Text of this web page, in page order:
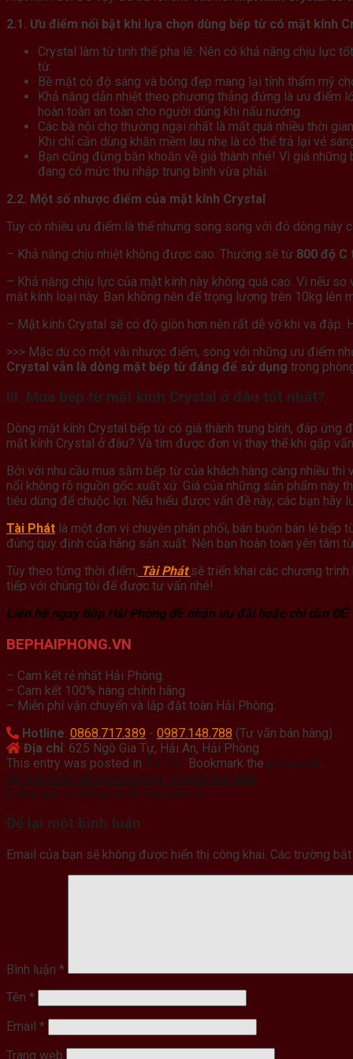
2.1. Ưu điểm nổi bật khi lựa chọn dùng bếp từ có mặt kính
Crystal làm từ tinh thể pha lê: Nên có khả năng chịu lực
từ.
Bề mặt có độ sáng và bóng đẹp mang lại tính thẩm mỹ
Khả năng dẫn nhiệt theo phương thẳng đứng là ưu điểm
hoàn toàn an toàn cho người dùng khi nấu nướng.
Các bà nội chợ thường ngại nhất là mất quá nhiều thời
Khi chỉ cần dùng khăn mềm lau nhẹ là có thể trả lại vẻ
Bạn cũng đừng băn khoăn về giá thành nhé! Vì giá
đang có mức thu nhập trung bình vừa phải.
2.2. Một số nhược điểm của mặt kính Crystal
Tuy có nhiều ưu điểm là thế nhưng song song với đó dòng này
– Khả năng chịu nhiệt không được cao. Thường sẽ từ 800 độ C
– Khả năng chịu lực của mặt kính này không quá cao. Vì nếu so
mặt kính loại này. Bạn không nên để trọng lượng trên 10kg lên
– Mặt kính Crystal sẽ có độ giòn hơn nên rất dễ vỡ khi va đập.
>>> Mặc dù có một vài nhược điểm, song với những ưu điểm
Crystal vẫn là dòng mặt bếp từ đáng để sử dụng trong
III. Mua bếp từ mặt kính Crystal ở đâu tốt nhất?
Dòng mặt kính Crystal bếp từ có giá thành trung bình, đáp ứng
mặt kính Crystal ở đâu? Và tìm được đơn vị thay thế khi gặp
Bởi với nhu cầu mua sắm bếp từ của khách hàng càng nhiều
nổi không rõ nguồn gốc xuất xứ. Giá của những sản phẩm này
tiêu dùng để chuộc lợi. Nếu hiểu được vấn đề này, các bạn
Tài Phát là một đơn vị chuyên phân phối, bán buôn bán lẻ bếp
đúng quy định của hãng sản xuất. Nên bạn hoàn toàn yên tâm
Tùy theo từng thời điểm, Tài Phát sẽ triển khai các chương
tiếp với chúng tôi để được tư vấn nhé!
Liên hệ ngay Bếp Hải Phòng để nhận ưu đãi hoặc chỉ cần
BEPHAIPHONG.VN
– Cam kết rẻ nhất Hải Phòng.
– Cam kết 100% hàng chính hãng.
– Miễn phí vận chuyển và lắp đặt toàn Hải Phòng.
Hotline: 0868.717.389 - 0987.148.788 (Tư vấn bán hàng)
Địa chỉ: 625 Ngô Gia Tự, Hải An, Hải Phòng
This entry was posted in Tin tức . Bookmark the permalink
Vệ sinh máy hút mùi chỉ bằng 5 bước đơn giản
Hiểm họa từ những chiếc bếp gas cũ
Để lại một bình luận
Email của bạn sẽ không được hiển thị công khai. Các trường
Bình luận *
Tên *
Email *
Trang web